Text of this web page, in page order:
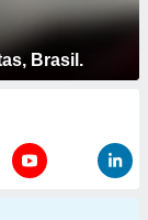
Brasil.